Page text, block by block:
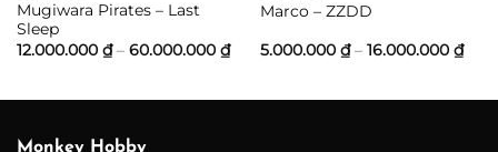
Mugiwara Pirates – Last
Sleep
12.000.000 ₫ – 60.000.000 ₫Khoảng
giá:
Marco – ZZDD
5.000.000 ₫ – 16.000.000 ₫
giá:
Monkey Hobby